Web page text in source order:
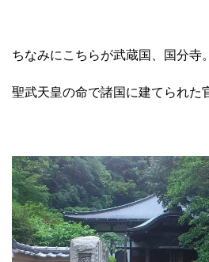
ちなみにこちらが武蔵国、国分寺。
聖武天皇の命で諸国に建てられた